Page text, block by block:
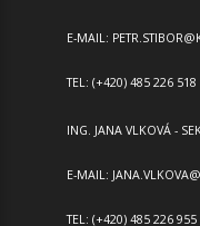
E-MAIL:
TEL: (+420) 485 226 518
ING. JANA VLKOVÁ -
E-MAIL:
TEL: (+420) 485 226 955